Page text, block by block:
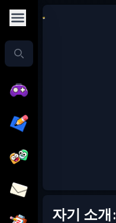
자기 소개: